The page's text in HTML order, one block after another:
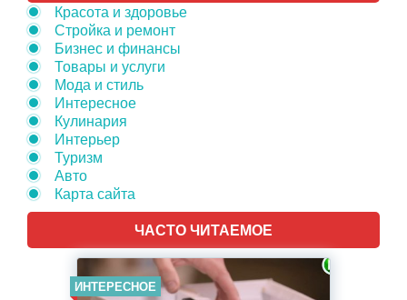
Красота и здоровье
Стройка и ремонт
Бизнес и финансы
Товары и услуги
Мода и стиль
Интересное
Кулинария
Интерьер
Туризм
Авто
Карта сайта
ЧАСТО ЧИТАЕМОЕ
ИНТЕРЕСНОЕ